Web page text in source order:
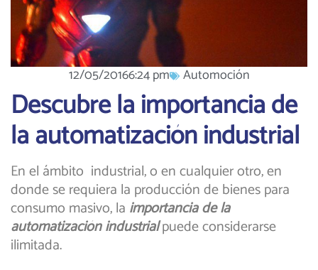
12/05/20166:24 pm Automoción
Descubre la importancia de
la automatización industrial
En el ámbito industrial, o en cualquier otro, en
donde se requiera la producción de bienes para
consumo masivo, la importancia de la
automatización industrialpuede considerarse
ilimitada.